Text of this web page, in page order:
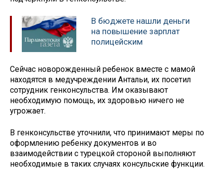
В бюджете нашли деньги
на повышение зарплат
полицейским
Сейчас новорожденный ребенок вместе с мамой
находятся в медучреждении Антальи, их посетил
сотрудник генконсульства. Им оказывают
необходимую помощь, их здоровью ничего не
угрожает.
В генконсульстве уточнили, что принимают меры по
оформлению ребенку документов и во
взаимодействии с турецкой стороной выполняют
необходимые в таких случаях консульские функции.